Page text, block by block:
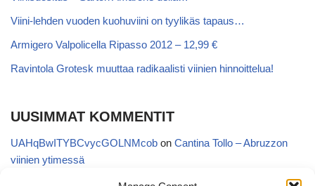
Viini-lehden vuoden kuohuviini on tyylikäs tapaus…
Armigero Valpolicella Ripasso 2012 – 12,99 €
Ravintola Grotesk muuttaa radikaalisti viinien hinnoittelua!
UUSIMMAT KOMMENTIT
UAHqBwITYBCvycGOLNMcob on Cantina Tollo – Abruzzon
viinien ytimessä
EgVGGttRTxKfbqUaWNglbonCantina Tollo – Abruzzon viinien